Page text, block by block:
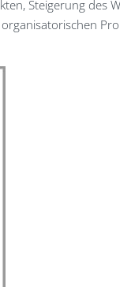
Steigerung des